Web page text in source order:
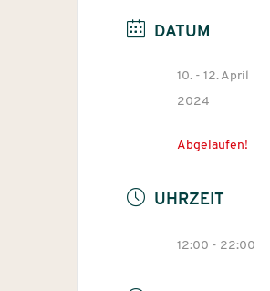
DATUM
10. - 12. April
2024
Abgelaufen!
UHRZEIT
12:00 - 22:00